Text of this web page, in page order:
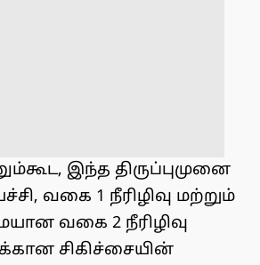
இந்த திருப்புமுனை
வகை 1 நீரிழிவு மற்றும்
வகை 2 நீரிழிவு
சிகிச்சையின்